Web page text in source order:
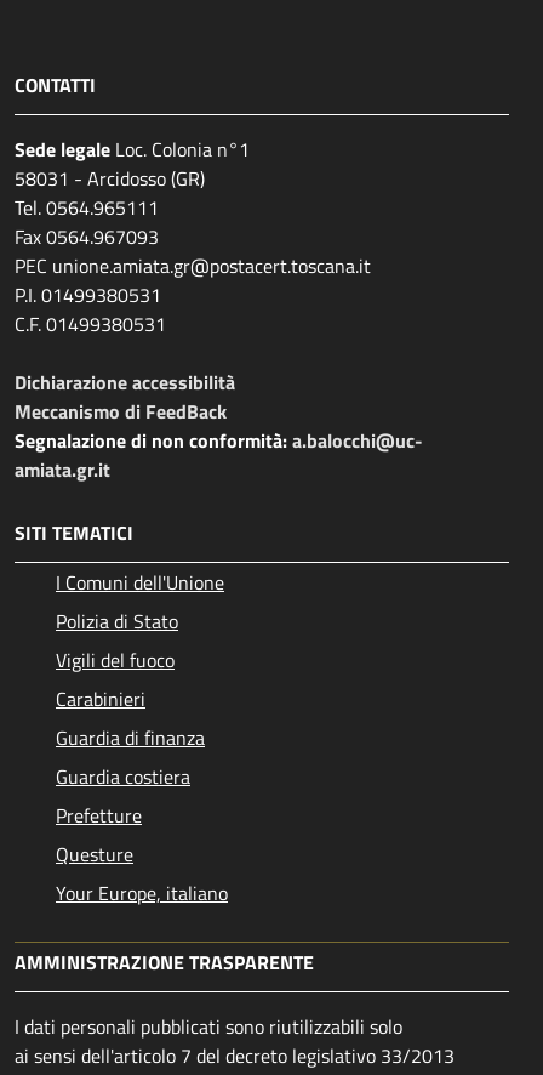
CONTATTI
Sede legale Loc. Colonia n°1
58031 - Arcidosso (GR)
Tel. 0564.965111
Fax 0564.967093
PEC unione.amiata.gr@postacert.toscana.it
P.I. 01499380531
C.F. 01499380531
Dichiarazione accessibilità
Meccanismo di FeedBack
Segnalazione di non conformità:a.balocchi@uc-
amiata.gr.it
SITI TEMATICI
I Comuni dell'Unione
Polizia di Stato
Vigili del fuoco
Carabinieri
Guardia di finanza
Guardia costiera
Prefetture
Questure
Your Europe, italiano
AMMINISTRAZIONE TRASPARENTE
I dati personali pubblicati sono riutilizzabili solo
ai sensi dell'articolo 7 del decreto legislativo 33/2013